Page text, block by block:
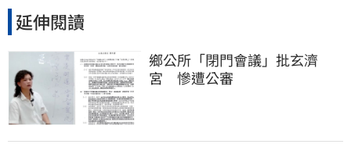
延伸閱讀
鄉公所「閉門會議」批玄濟
宮　慘遭公審